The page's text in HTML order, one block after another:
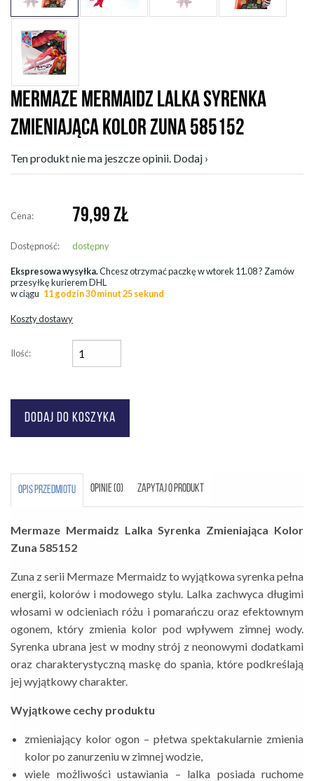
MERMAZE MERMAIDZ LALKA SYRENKA
ZMIENIAJĄCA KOLOR ZUNA 585152
Ten produkt nie ma jeszcze opinii. Dodaj ›
Cena: 79,99 ZŁ
Dostępność: dostępny
Ekspresowa wysyłka.Chcesz otrzymać paczkę wwtorek 11.08? Zamów
przesyłkę kurierem DHL
w ciągu 11 godzin 30 minut 24 sekund
Koszty dostawy
Ilość:
OPIS PRZEDMIOTU OPINIE (0) ZAPYTAJ O PRODUKT
Mermaze Mermaidz Lalka Syrenka Zmieniająca Kolor
Zuna 585152
Zuna z serii Mermaze Mermaidz to wyjątkowa syrenka pełna
energii, kolorów i modowego stylu. Lalka zachwyca długimi
włosami w odcieniach różu i pomarańczu oraz efektownym
ogonem, który zmienia kolor pod wpływem zimnej wody.
Syrenka ubrana jest w modny strój z neonowymi dodatkami
oraz charakterystyczną maskę do spania, które podkreślają
jej wyjątkowy charakter.
Wyjątkowe cechy produktu
zmieniający kolor ogon – płetwa spektakularnie zmienia
kolor po zanurzeniu w zimnej wodzie,
wiele możliwości ustawiania – lalka posiada ruchome